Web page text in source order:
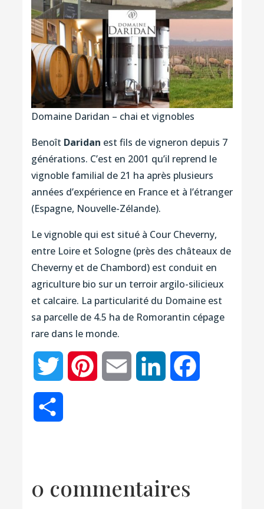
Domaine Daridan – chai et vignobles
Benoît Daridan est fils de vigneron depuis 7
générations. C’est en 2001 qu’il reprend le
vignoble familial de 21 ha après plusieurs
années d’expérience en France et à l’étranger
(Espagne, Nouvelle-Zélande).
Le vignoble qui est situé à Cour Cheverny,
entre Loire et Sologne (près des châteaux de
Cheverny et de Chambord) est conduit en
agriculture bio sur un terroir argilo-silicieux
et calcaire. La particularité du Domaine est
sa parcelle de 4.5 ha de Romorantin cépage
rare dans le monde.
Twitter Pinterest Email LinkedIn
0 commentaires